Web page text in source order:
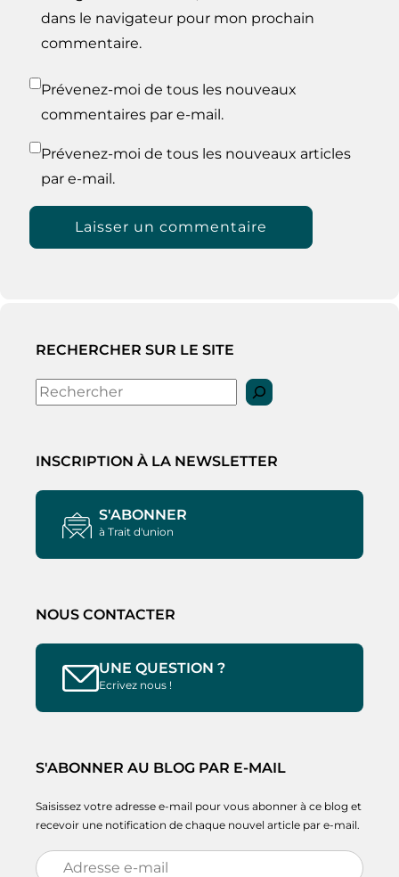
dans le navigateur pour mon prochain
commentaire.
Prévenez-moi de tous les nouveaux
commentaires par e-mail.
Prévenez-moi de tous les nouveaux articles
par e-mail.
RECHERCHER SUR LE SITE
Rechercher
INSCRIPTION À LA NEWSLETTER
S'ABONNER
à Trait d'union
NOUS CONTACTER
UNE QUESTION ?
Ecrivez nous !
S'ABONNER AU BLOG PAR E-MAIL
Saisissez votre adresse e-mail pour vous abonner à ce blog et
recevoir une notification de chaque nouvel article par e-mail.
Adresse